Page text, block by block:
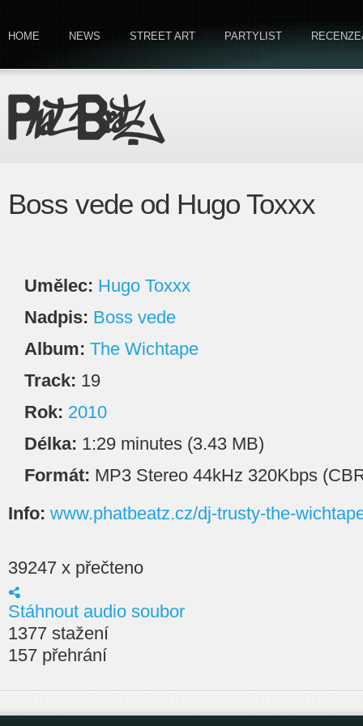
HOME NEWS STREET ART PARTYLIST
Boss vede od Hugo Toxxx
Umělec: Hugo Toxxx
Nadpis: Boss vede
Album: The Wichtape
Track: 19
Rok: 2010
Délka: 1:29 minutes (3.43 MB)
Formát: MP3 Stereo 44kHz 320Kbps
Info: www.phatbeatz.cz/dj-trusty-the-
39247 x přečteno
Stáhnout audio soubor
1377 stažení
157 přehrání